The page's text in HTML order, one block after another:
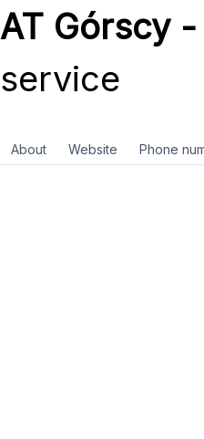
AT Górscy
service
About Website Phone